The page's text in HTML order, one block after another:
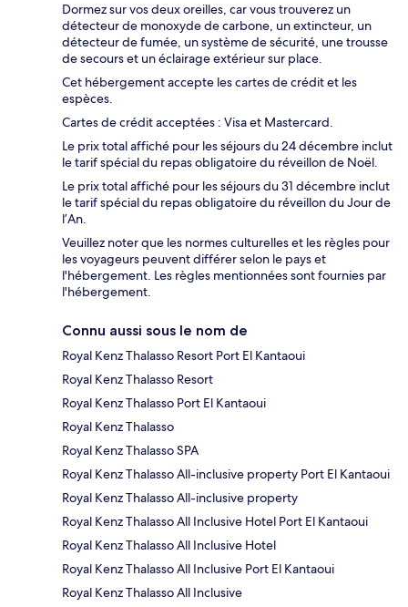
Dormez sur vos deux oreilles, car vous trouverez un
détecteur de monoxyde de carbone, un extincteur, un
détecteur de fumée, un système de sécurité, une trousse
de secours et un éclairage extérieur sur place.
Cet hébergement accepte les cartes de crédit et les
espèces.
Cartes de crédit acceptées : Visa et Mastercard.
Le prix total affiché pour les séjours du 24 décembre inclut
le tarif spécial du repas obligatoire du réveillon de Noël.
Le prix total affiché pour les séjours du 31 décembre inclut
le tarif spécial du repas obligatoire du réveillon du Jour de
l’An.
Veuillez noter que les normes culturelles et les règles pour
les voyageurs peuvent différer selon le pays et
l'hébergement. Les règles mentionnées sont fournies par
l'hébergement.
Connu aussi sous le nom de
Royal Kenz Thalasso Resort Port El Kantaoui
Royal Kenz Thalasso Resort
Royal Kenz Thalasso Port El Kantaoui
Royal Kenz Thalasso
Royal Kenz Thalasso SPA
Royal Kenz Thalasso All-inclusive property Port El Kantaoui
Royal Kenz Thalasso All-inclusive property
Royal Kenz Thalasso All Inclusive Hotel Port El Kantaoui
Royal Kenz Thalasso All Inclusive Hotel
Royal Kenz Thalasso All Inclusive Port El Kantaoui
Royal Kenz Thalasso All Inclusive